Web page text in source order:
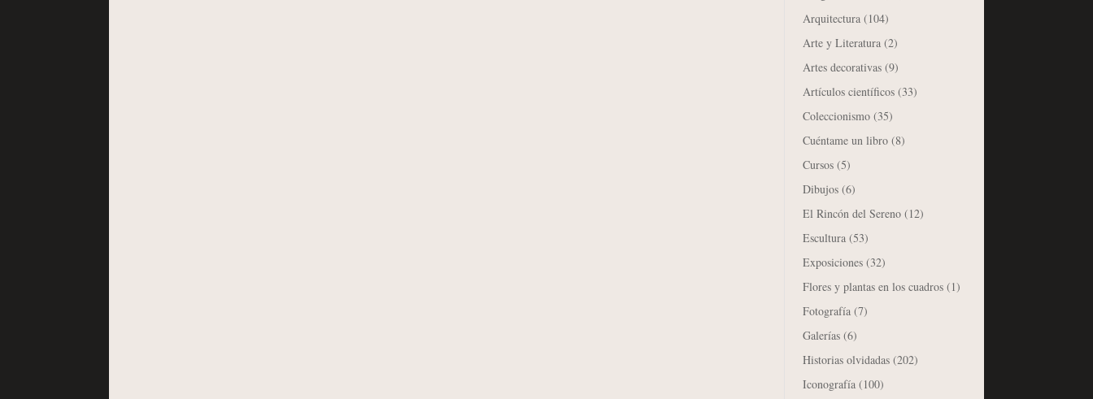
Arquitectura (104)
Arte y Literatura (2)
Artes decorativas (9)
Artículos científicos (33)
Coleccionismo (35)
Cuéntame un libro (8)
Cursos (5)
Dibujos (6)
El Rincón del Sereno (12)
Escultura (53)
Exposiciones (32)
Flores y plantas en los cuadros (1)
Fotografía (7)
Galerías (6)
Historias olvidadas (202)
Iconografía (100)